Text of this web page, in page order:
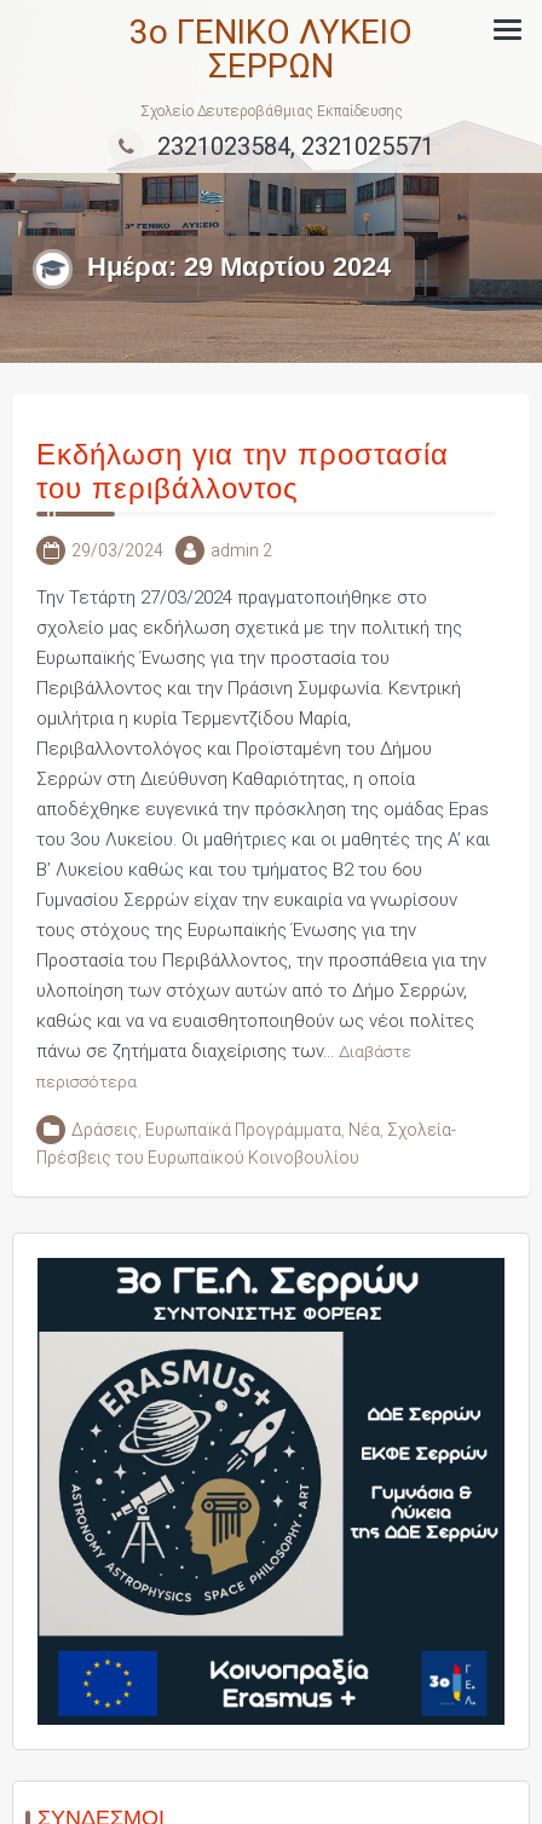
3ο ΓΕΝΙΚΟ ΛΥΚΕΙΟ
ΣΕΡΡΩΝ
Σχολείο Δευτεροβάθμιας Εκπαίδευσης
2321023584, 2321025571
Ημέρα: 29 Μαρτίου 2024
Εκδήλωση για την προστασία
του περιβάλλοντος
29/03/2024 admin 2
Την Τετάρτη 27/03/2024 πραγματοποιήθηκε στο
σχολείο μας εκδήλωση σχετικά με την πολιτική της
Ευρωπαϊκής Ένωσης για την προστασία του
Περιβάλλοντος και την Πράσινη Συμφωνία. Κεντρική
ομιλήτρια η κυρία Τερμεντζίδου Μαρία,
Περιβαλλοντολόγος και Προϊσταμένη του Δήμου
Σερρών στη Διεύθυνση Καθαριότητας, η οποία
αποδέχθηκε ευγενικά την πρόσκληση της ομάδας Epas
του 3ου Λυκείου. Οι μαθήτριες και οι μαθητές της Α’ και
Β’ Λυκείου καθώς και του τμήματος Β2 του 6ου
Γυμνασίου Σερρών είχαν την ευκαιρία να γνωρίσουν
τους στόχους της Ευρωπαϊκής Ένωσης για την
Προστασία του Περιβάλλοντος, την προσπάθεια για την
υλοποίηση των στόχων αυτών από το Δήμο Σερρών,
καθώς και να να ευαισθητοποιηθούν ως νέοι πολίτες
πάνω σε ζητήματα διαχείρισης των… Διαβάστε
περισσότερα
Δράσεις Ευρωπαϊκά Προγράμματα Νέα Σχολεία-
Πρέσβεις του Ευρωπαϊκού Κοινοβουλίου
ΣΎΝΔΕΣΜΟΙ